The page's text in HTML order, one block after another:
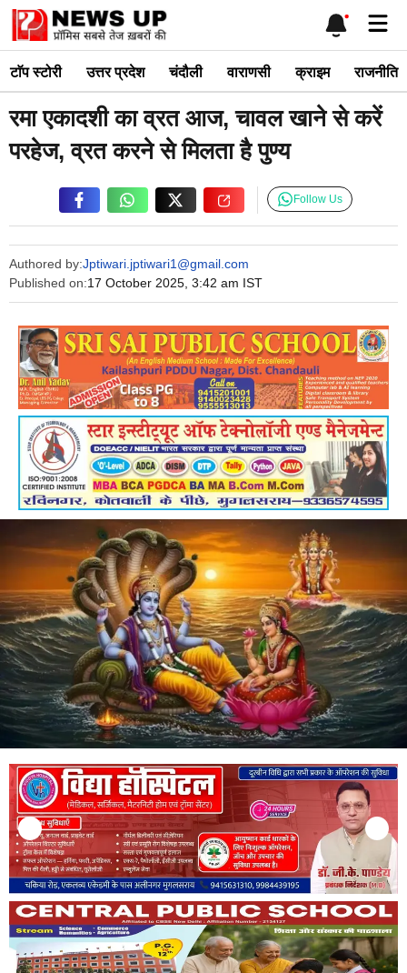
Skip
content
टाॅप स्टोरी उत्तर प्रदेश चंदौली वाराणसी क्राइम राजनीति
रमा एकादशी का व्रत आज, चावल खाने से करें
परहेज, व्रत करने से मिलता है पुण्य
Authored by:Jptiwari.jptiwari1@gmail.com
Published on:17 October 2025, 3:42 am IST
Follow Us